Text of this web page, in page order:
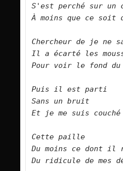
S'est perché sur
À moins que ce
Chercheur de je
Il a écarté les
Pour voir le fond
Puis il est parti
Sans un bruit
Et je me suis
Cette paille
Du moins ce dont
Du ridicule de